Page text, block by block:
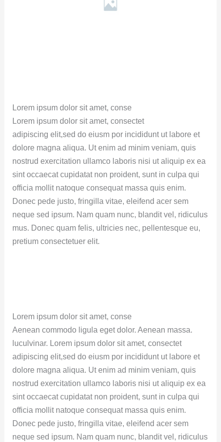
Lorem ipsum dolor sit amet, conse
Lorem ipsum dolor sit amet, consectet
adipiscing elit,sed do eiusm por incididunt ut labore et
dolore magna aliqua. Ut enim ad minim veniam, quis
nostrud exercitation ullamco laboris nisi ut aliquip ex ea
sint occaecat cupidatat non proident, sunt in culpa qui
officia mollit natoque consequat massa quis enim.
Donec pede justo, fringilla vitae, eleifend acer sem
neque sed ipsum. Nam quam nunc, blandit vel, ridiculus
mus. Donec quam felis, ultricies nec, pellentesque eu,
pretium consectetuer elit.
Lorem ipsum dolor sit amet, conse
Aenean commodo ligula eget dolor. Aenean massa.
luculvinar. Lorem ipsum dolor sit amet, consectet
adipiscing elit,sed do eiusm por incididunt ut labore et
dolore magna aliqua. Ut enim ad minim veniam, quis
nostrud exercitation ullamco laboris nisi ut aliquip ex ea
sint occaecat cupidatat non proident, sunt in culpa qui
officia mollit natoque consequat massa quis enim.
Donec pede justo, fringilla vitae, eleifend acer sem
neque sed ipsum. Nam quam nunc, blandit vel, ridiculus